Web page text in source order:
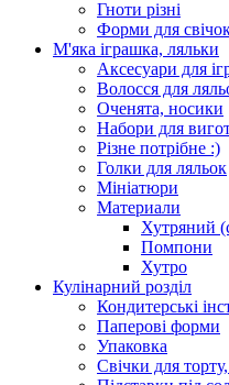
Гноти різні
Форми для
М'яка іграшка, ляльки
Аксесуари для
Волосся для
Оченята, носики
Набори для
Різне потрібне :)
Голки для ляльок
Мініатюри
Материали
Хутряний
Помпони
Хутро
Кулінарний розділ
Кондитерські
Паперові форми
Упаковка
Свічки для